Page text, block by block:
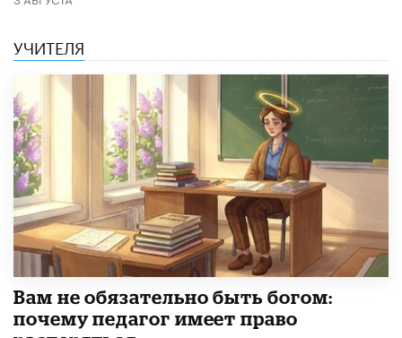
УЧИТЕЛЯ
​Вам не обязательно быть богом:
почему педагог имеет право